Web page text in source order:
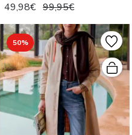
49,98€ 99,95€
50%